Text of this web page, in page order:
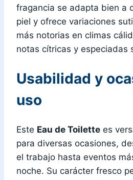
fragancia se adapta bien a
piel y ofrece variaciones
más notorias en climas
notas cítricas y especiadas
Usabilidad y
uso
Este Eau de Toilette es
para diversas ocasiones,
el trabajo hasta eventos
noche. Su carácter fresco